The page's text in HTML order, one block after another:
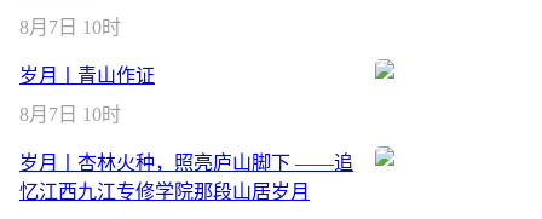
8月7日 10时
岁月丨青山作证
8月7日 10时
岁月丨杏林火种，照亮庐山脚下 ——追
忆江西九江专修学院那段山居岁月